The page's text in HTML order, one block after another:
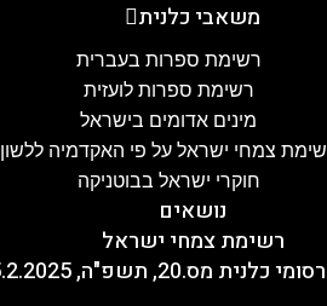
משאבי כלנית
רשימת ספרות בעברית
רשימת ספרות לועזית
מינים אדומים בישראל
צמחי ישראל על פי האקדמיה ללשון
חוקרי ישראל בבוטניקה
נושאים
רשימת צמחי ישראל
מס.20, תשפ"ה, 5.2.2025